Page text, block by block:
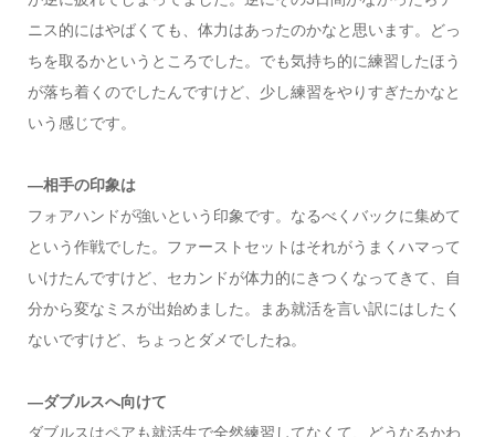
ニス的にはやばくても、体力はあったのかなと思います。どっ
ちを取るかというところでした。でも気持ち的に練習したほう
が落ち着くのでしたんですけど、少し練習をやりすぎたかなと
いう感じです。
―相手の印象は
フォアハンドが強いという印象です。なるべくバックに集めて
という作戦でした。ファーストセットはそれがうまくハマって
いけたんですけど、セカンドが体力的にきつくなってきて、自
分から変なミスが出始めました。まあ就活を言い訳にはしたく
ないですけど、ちょっとダメでしたね。
―ダブルスへ向けて
ダブルスはペアも就活生で全然練習してなくて、どうなるかわ